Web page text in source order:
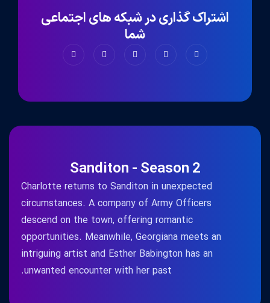
اشتراک گذاری در شبکه های اجتماعی
شما
Sanditon - Season 2
Charlotte returns to Sanditon in unexpected
circumstances. A company of Army Officers
descend on the town, offering romantic
opportunities. Meanwhile, Georgiana meets an
intriguing artist and Esther Babington has an
unwanted encounter with her past.